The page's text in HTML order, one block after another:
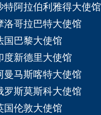
特阿拉伯利雅得大使馆
洛哥拉巴特大使馆
国巴黎大使馆
度新德里大使馆
曼马斯喀特大使馆
罗斯莫斯科大使馆
国伦敦大使馆